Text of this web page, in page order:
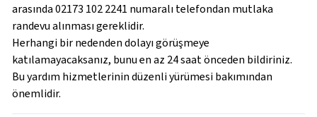
arasında02173 102 2241 numaralı telefondan mutlaka
randevu alınması gereklidir.
Herhangi bir nedenden dolayı görüşmeye
katılamayacaksanız, bunu en az 24 saat önceden bildiriniz.
Bu yardım hizmetlerinin düzenli yürümesi bakımından
önemlidir.